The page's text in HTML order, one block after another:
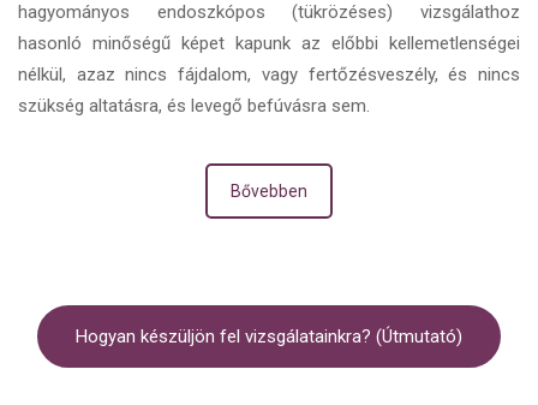
hagyományos endoszkópos (tükrözéses) vizsgálathoz
hasonló minőségű képet kapunk az előbbi kellemetlenségei
nélkül, azaz nincs fájdalom, vagy fertőzésveszély, és nincs
szükség altatásra, és levegő befúvásra sem.
Bővebben
Hogyan készüljön fel vizsgálatainkra? (Útmutató)